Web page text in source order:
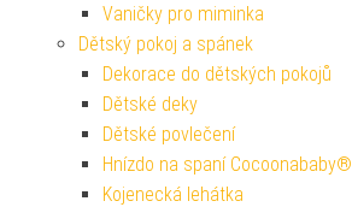
Vaničky pro miminka
Dětský pokoj a spánek
Dekorace do dětských pokojů
Dětské deky
Dětské povlečení
Hnízdo na spaní Cocoonababy®
Kojenecká lehátka